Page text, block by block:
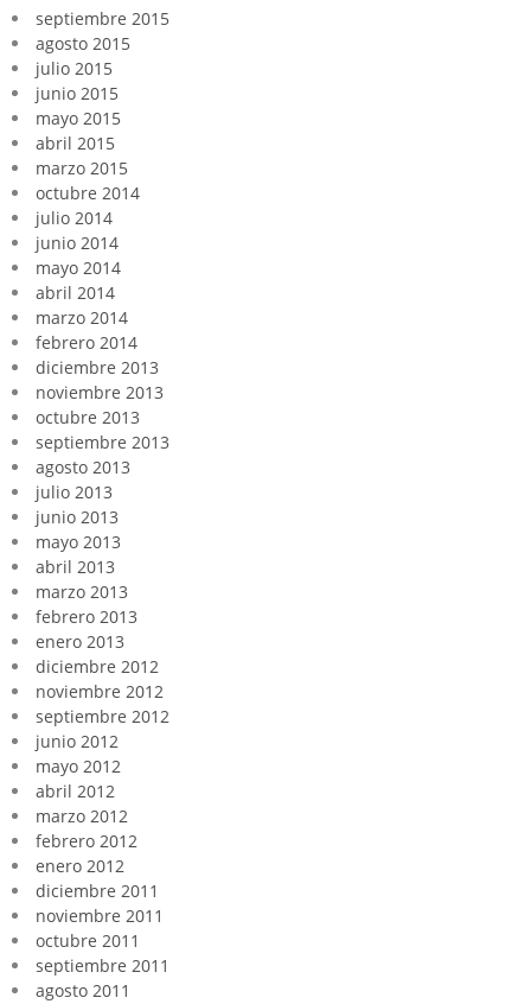
septiembre 2015
agosto 2015
julio 2015
junio 2015
mayo 2015
abril 2015
marzo 2015
octubre 2014
julio 2014
junio 2014
mayo 2014
abril 2014
marzo 2014
febrero 2014
diciembre 2013
noviembre 2013
octubre 2013
septiembre 2013
agosto 2013
julio 2013
junio 2013
mayo 2013
abril 2013
marzo 2013
febrero 2013
enero 2013
diciembre 2012
noviembre 2012
septiembre 2012
junio 2012
mayo 2012
abril 2012
marzo 2012
febrero 2012
enero 2012
diciembre 2011
noviembre 2011
octubre 2011
septiembre 2011
agosto 2011